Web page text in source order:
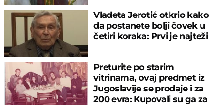
Vladeta Jerotić otkrio kako
da postanete bolji čovek u
četiri koraka: Prvi je najteži
Preturite po starim
vitrinama, ovaj predmet iz
Jugoslavije se prodaje i za
200 evra: Kupovali su ga za